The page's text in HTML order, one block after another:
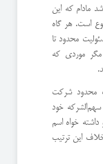
مادام كه این
است. ‌هر گاه
محدود تا
موردی كه
محدود شركت
خود
خواه اسم
این ترتیب